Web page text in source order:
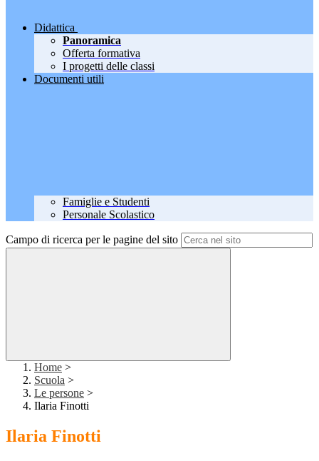
Didattica
Panoramica
Offerta formativa
I progetti delle classi
Documenti utili
Famiglie e Studenti
Personale Scolastico
Campo di ricerca per le pagine del sito
Home >
Scuola >
Le persone >
Ilaria Finotti
Ilaria Finotti